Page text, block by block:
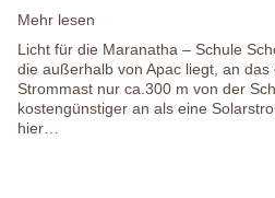
Mehr lesen
Licht für die Maranatha – Schule
die außerhalb von Apac liegt, an
Strommast nur ca.300 m von der
kostengünstiger an als eine
hier…